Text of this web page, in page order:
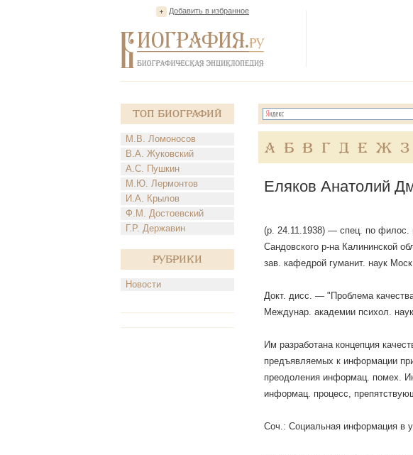
Добавить в избранное
Топ Биографий
М.В. Ломоносов
В.А. Жуковский
А.С. Пушкин
М.Ю. Лермонтов
И.А. Крылов
Ф.М. Достоевский
Г.Р. Державин
Рубрики
Новости
А Б В Г Д Е Ж З
Еляков Анатолий
(р. 24.11.1938) — спец. по
Сандовского р-на Калининской
зав. кафедрой гуманит. наук
Докт. дисс. — "Проблема
Междунар. академии психол.
Им разработана концепция
предъявляемых к информации
преодоления информац. помех.
информац. процесс,
Соч.: Социальная информация в